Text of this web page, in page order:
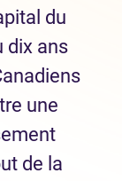
du
dix ans
une
de la